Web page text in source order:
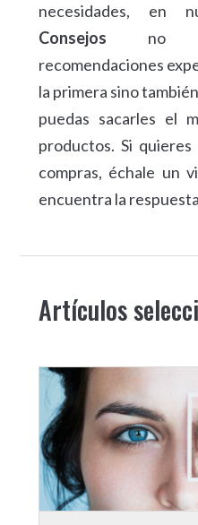
necesidades, en
Consejos no
recomendaciones
la primera sino
puedas sacarles el
productos. Si
compras, échale un
encuentra la
Artículos